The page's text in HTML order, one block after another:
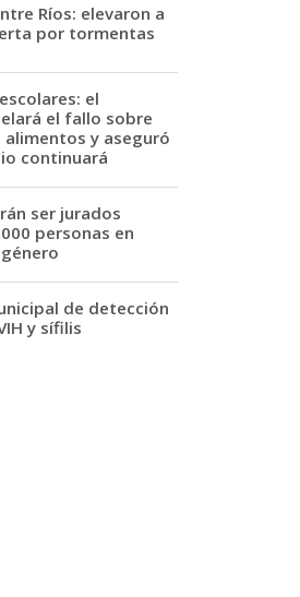
Ríos: elevaron a
por tormentas
el
el fallo sobre
y aseguró
continuará
ser jurados
personas en
de detección
y sífilis